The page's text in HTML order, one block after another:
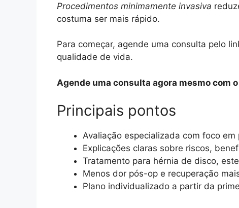
Procedimentos minimamente invasiva
costuma ser mais rápido.
Para começar, agende uma consulta pelo
qualidade de vida.
Agende uma consulta agora mesmo com
Principais pontos
Avaliação especializada com foco
Explicações claras sobre riscos,
Tratamento para hérnia de disco,
Menos dor pós-op e recuperação
Plano individualizado a partir da